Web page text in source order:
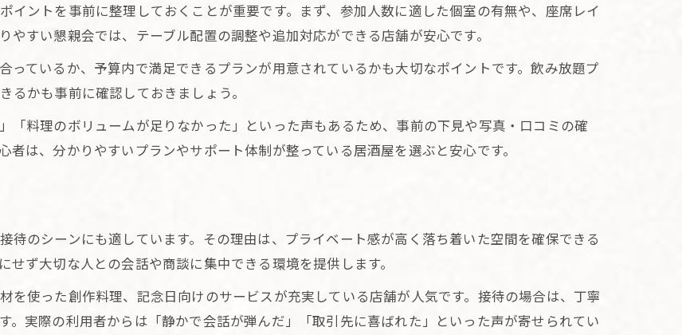
人数変更にも柔軟な個室居酒屋選びの極意
貸切可能な個室居酒屋で盛り上がるコツ
個室居酒屋で幹事の負担を減らすポイント
近個室居酒屋で懇親会が充実する理由を探る
駅近個室居酒屋が懇親会に最適な理由とは
アクセス抜群の個室居酒屋で集合がスムーズ
駅近個室居酒屋で快適な会話と食事を実現
イントを事前に整理しておくことが重要です。まず、参加人数に適した個室の有無や、座席レイ
すい懇親会では、テーブル配置の調整や追加対応ができる店舗が安心です。
っているか、予算内で満足できるプランが用意されているかも大切なポイントです。飲み放題プ
かも事前に確認しておきましょう。
「料理のボリュームが足りなかった」といった声もあるため、事前の下見や写真・口コミの確
は、分かりやすいプランやサポート体制が整っている居酒屋を選ぶと安心です。
待のシーンにも適しています。その理由は、プライベート感が高く落ち着いた空間を確保できる
ず大切な人との会話や商談に集中できる環境を提供します。
を使った創作料理、記念日向けのサービスが充実している店舗が人気です。接待の場合は、丁寧
。実際の利用者からは「静かで会話が弾んだ」「取引先に喜ばれた」といった声が寄せられてい